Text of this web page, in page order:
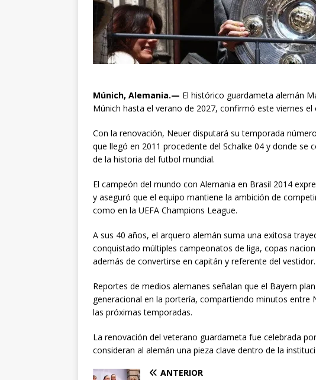
Múnich, Alemania.— El histórico guardameta alemán
Múnich hasta el verano de 2027, confirmó este viernes
Con la renovación, Neuer disputará su temporada
que llegó en 2011 procedente del Schalke 04 y donde
de la historia del futbol mundial.
El campeón del mundo con Alemania en Brasil 2014
y aseguró que el equipo mantiene la ambición de
como en la UEFA Champions League.
A sus 40 años, el arquero alemán suma una exitosa
conquistado múltiples campeonatos de liga, copas
además de convertirse en capitán y referente del vestidor.
Reportes de medios alemanes señalan que el Bayern
generacional en la portería, compartiendo minutos entre
las próximas temporadas.
La renovación del veterano guardameta fue celebrada
consideran al alemán una pieza clave dentro de la
ANTERIOR